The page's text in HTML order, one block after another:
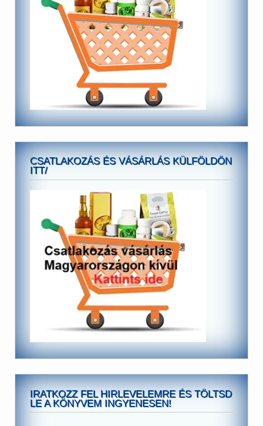
CSATLAKOZÁS ÉS VÁSÁRLÁS KÜLFÖLDÖN
ITT/
IRATKOZZ FEL HIRLEVELEMRE ÉS TÖLTSD
LE A KÖNYVEM INGYENESEN!